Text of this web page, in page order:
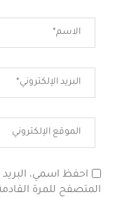
احفظ اسمي، البريد
المتصفح للمرة